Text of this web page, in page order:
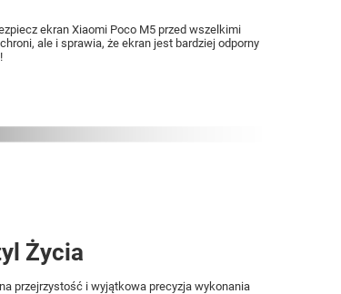
ekran Xiaomi Poco M5 przed wszelkimi
ale i sprawia, że ekran jest bardziej odporny
Życia
przejrzystość i wyjątkowa precyzja wykonania